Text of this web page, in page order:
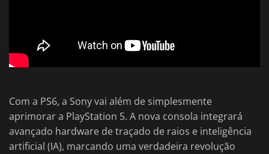
Com a PS6, a Sony vai além de simplesmente
aprimorar a PlayStation 5. A nova consola integrará
avançado hardware de traçado de raios e inteligência
artificial (IA), marcando uma verdadeira revolução